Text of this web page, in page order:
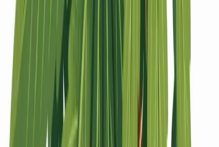
Strains Hybrid Strains
Standorte